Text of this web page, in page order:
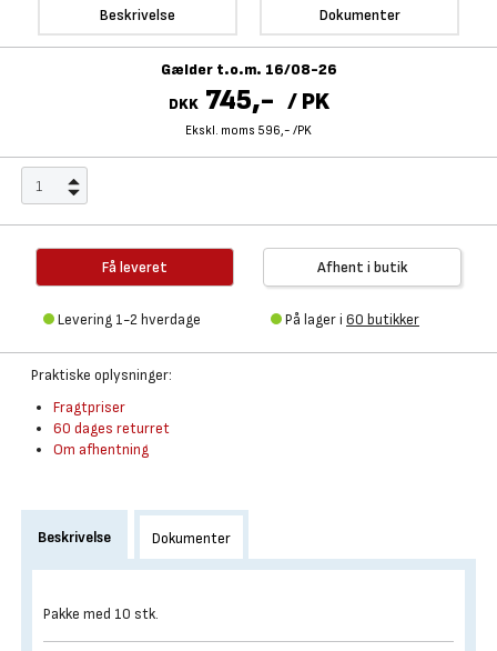
Beskrivelse Dokumenter
Gælder t.o.m. 16/08-26
DKK 745,- / PK
Ekskl. moms 596,- /PK
Få leveret
Levering 1-2 hverdage
Afhent i butik
På lager i 60 butikker
Praktiske oplysninger:
Fragtpriser
60 dages returret
Om afhentning
Beskrivelse Dokumenter
Pakke med 10 stk.